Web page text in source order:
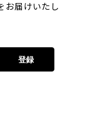
お届けいたし
登録